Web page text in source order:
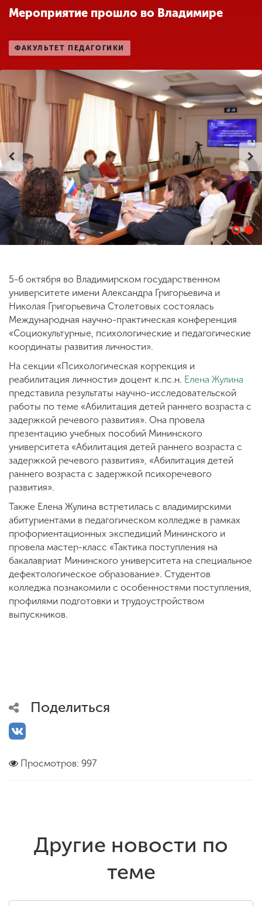
Сведения об
образовательной
SPN CHI
Приемная
комиссия
+7 (831) 262-26-20
Мероприятие прошло во Владимире
ФАКУЛЬТЕТ ПЕДАГОГИКИ
5-6 октября во Владимирском государственном
университете имени Александра Григорьевича и
Николая Григорьевича Столетовых состоялась
Международная научно-практическая конференция
«Социокультурные, психологические и педагогические
координаты развития личности».
На секции «Психологическая коррекция и
реабилитация личности» доцент к.пс.н. Елена Жулина
представила результаты научно-исследовательской
работы по теме «Абилитация детей раннего возраста с
задержкой речевого развития». Она провела
презентацию учебных пособий Мининского
университета «Абилитация детей раннего возраста с
задержкой речевого развития», «Абилитация детей
раннего возраста с задержкой психоречевого
развития».
Также Елена Жулина встретилась с владимирскими
абитуриентами в педагогическом колледже в рамках
профориентационных экспедиций Мининского и
провела мастер-класс «Тактика поступления на
бакалавриат Мининского университета на специальное
дефектологическое образование». Студентов
колледжа познакомили с особенностями поступления,
профилями подготовки и трудоустройством
выпускников.
Поделиться
Просмотров: 997
Другие новости по
теме